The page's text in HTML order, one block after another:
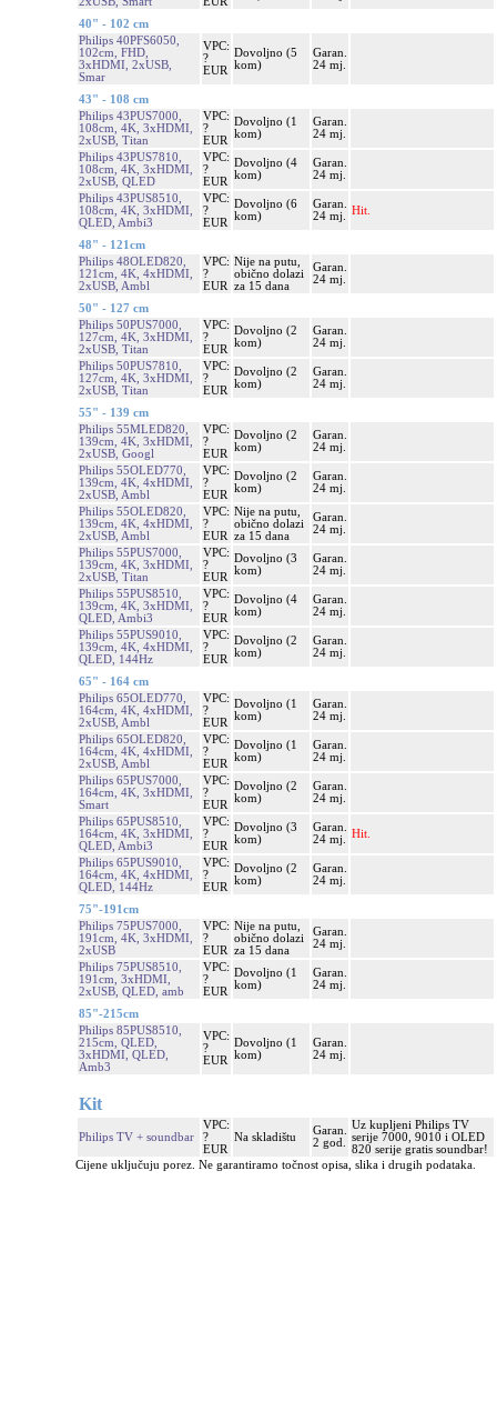
40" - 102 cm
Philips 40PFS6050,
102cm, FHD,
3xHDMI, 2xUSB,
Smar
VPC:
?
EUR
Dovoljno (5
kom)
Garan.
24 mj.
43" - 108 cm
Philips 43PUS7000,
108cm, 4K, 3xHDMI,
2xUSB, Titan
VPC:
?
EUR
Dovoljno (1
kom)
Garan.
24 mj.
Philips 43PUS7810,
108cm, 4K, 3xHDMI,
2xUSB, QLED
VPC:
?
EUR
Dovoljno (4
kom)
Garan.
24 mj.
Philips 43PUS8510,
108cm, 4K, 3xHDMI,
QLED, Ambi3
VPC:
?
EUR
Dovoljno (6
kom)
Garan.
24 mj.
Hit.
48" - 121cm
Philips 48OLED820,
121cm, 4K, 4xHDMI,
2xUSB, Ambl
VPC:
?
EUR
Nije na putu,
obično dolazi
za 15 dana
Garan.
24 mj.
50" - 127 cm
Philips 50PUS7000,
127cm, 4K, 3xHDMI,
2xUSB, Titan
VPC:
?
EUR
Dovoljno (2
kom)
Garan.
24 mj.
Philips 50PUS7810,
127cm, 4K, 3xHDMI,
2xUSB, Titan
VPC:
?
EUR
Dovoljno (2
kom)
Garan.
24 mj.
55" - 139 cm
Philips 55MLED820,
139cm, 4K, 3xHDMI,
2xUSB, Googl
VPC:
?
EUR
Dovoljno (2
kom)
Garan.
24 mj.
Philips 55OLED770,
139cm, 4K, 4xHDMI,
2xUSB, Ambl
VPC:
?
EUR
Dovoljno (2
kom)
Garan.
24 mj.
Philips 55OLED820,
139cm, 4K, 4xHDMI,
2xUSB, Ambl
VPC:
?
EUR
Nije na putu,
obično dolazi
za 15 dana
Garan.
24 mj.
Philips 55PUS7000,
139cm, 4K, 3xHDMI,
2xUSB, Titan
VPC:
?
EUR
Dovoljno (3
kom)
Garan.
24 mj.
Philips 55PUS8510,
139cm, 4K, 3xHDMI,
QLED, Ambi3
VPC:
?
EUR
Dovoljno (4
kom)
Garan.
24 mj.
Philips 55PUS9010,
139cm, 4K, 4xHDMI,
QLED, 144Hz
VPC:
?
EUR
Dovoljno (2
kom)
Garan.
24 mj.
65" - 164 cm
Philips 65OLED770,
164cm, 4K, 4xHDMI,
2xUSB, Ambl
VPC:
?
EUR
Dovoljno (1
kom)
Garan.
24 mj.
Philips 65OLED820,
164cm, 4K, 4xHDMI,
2xUSB, Ambl
VPC:
?
EUR
Dovoljno (1
kom)
Garan.
24 mj.
Philips 65PUS7000,
164cm, 4K, 3xHDMI,
Smart
VPC:
?
EUR
Dovoljno (2
kom)
Garan.
24 mj.
Philips 65PUS8510,
164cm, 4K, 3xHDMI,
QLED, Ambi3
VPC:
?
EUR
Dovoljno (3
kom)
Garan.
24 mj.
Hit.
Philips 65PUS9010,
164cm, 4K, 4xHDMI,
QLED, 144Hz
VPC:
?
EUR
Dovoljno (2
kom)
Garan.
24 mj.
75"-191cm
Philips 75PUS7000,
191cm, 4K, 3xHDMI,
2xUSB
VPC:
?
EUR
Nije na putu,
obično dolazi
za 15 dana
Garan.
24 mj.
Philips 75PUS8510,
191cm, 3xHDMI,
2xUSB, QLED, amb
VPC:
?
EUR
Dovoljno (1
kom)
Garan.
24 mj.
85"-215cm
Philips 85PUS8510,
215cm, QLED,
3xHDMI, QLED,
Amb3
VPC:
?
EUR
Dovoljno (1
kom)
Garan.
24 mj.
Kit
Philips TV + soundbar
VPC:
?
EUR
Na skladištu
Garan.
2 god.
Uz kupljeni Philips TV
serije 7000, 9010 i OLED
820 serije gratis soundbar!
Cijene uključuju porez. Ne garantiramo točnost opisa, slika i drugih podataka.